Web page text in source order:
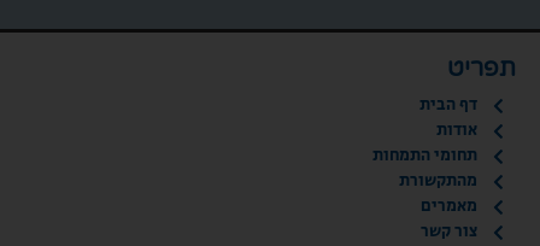
תפריט
דף הבית
אודות
תחומי התמחות
מהתקשורת
מאמרים
צור קשר